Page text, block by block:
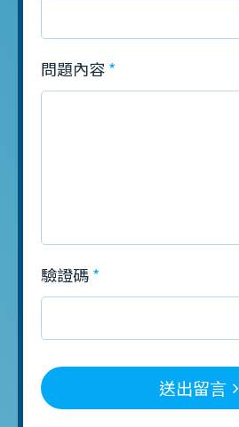
問題內容
驗證碼
送出留言